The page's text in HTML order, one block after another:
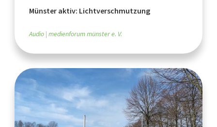
Münster aktiv: Lichtverschmutzung
Audio medienforum münster e. V.